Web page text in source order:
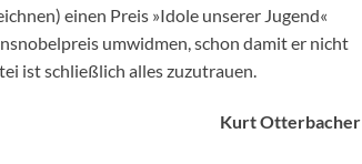
einen Preis »Idole unserer Jugend«
umwidmen, schon damit er nicht
ist schließlich alles zuzutrauen.
Kurt Otterbacher